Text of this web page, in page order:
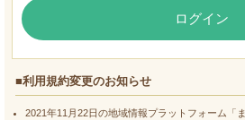
ログイン
■利用規約変更のお知らせ
2021年11月22日の地域情報プラットフォーム「